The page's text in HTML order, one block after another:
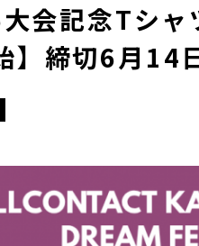
会記念Tシ
】締切6月14